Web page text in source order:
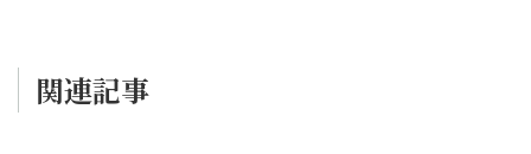
関連記事